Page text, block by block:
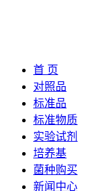
首 页
对照品
标准品
标准物质
实验试剂
培养基
菌种购买
新闻中心